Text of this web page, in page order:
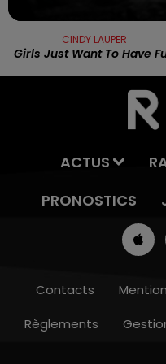
7h00 - 10h00
CINDY LAUPER
Girls Just Want To Have
ACTUS
PRONOSTICS
Contacts
Règlements